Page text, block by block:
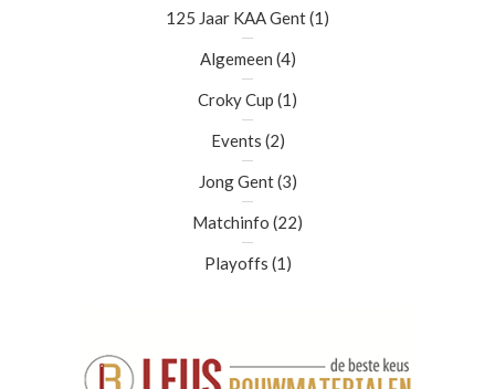
125 Jaar KAA Gent(1)
Algemeen (4)
Croky Cup (1)
Events (2)
Jong Gent(3)
Matchinfo (22)
Playoffs (1)